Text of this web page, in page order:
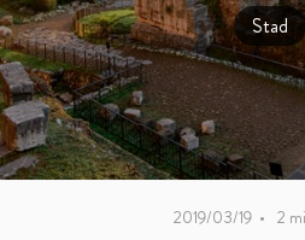
Stad
2019/03/19• 2